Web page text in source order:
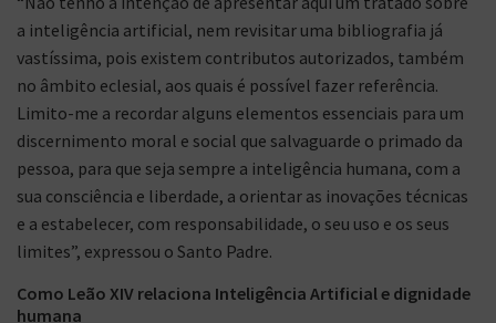
a inteligência artificial, nem revisitar uma bibliografia já
vastíssima, pois existem contributos autorizados, também
no âmbito eclesial, aos quais é possível fazer referência.
Limito-me a recordar alguns elementos essenciais para um
discernimento moral e social que salvaguarde o primado da
pessoa, para que seja sempre a inteligência humana, com a
sua consciência e liberdade, a orientar as inovações técnicas
e a estabelecer, com responsabilidade, o seu uso e os seus
limites”, expressou o Santo Padre.
Como Leão XIV relaciona Inteligência Artificial e dignidade
humana